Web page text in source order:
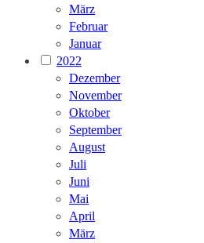
März
Februar
Januar
2022
Dezember
November
Oktober
September
August
Juli
Juni
Mai
April
März